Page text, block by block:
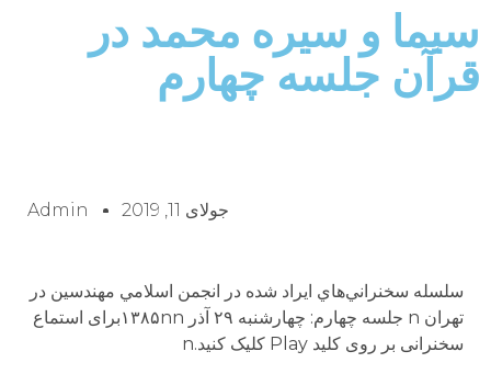
سيما و سيره محمد در
قرآن جلسه چهارم
جولای 11, 2019 Admin
سلسله سخنراني‌هاي ايراد شده در انجمن اسلامي مهندسين در
تهران n جلسه چهارم: چهارشنبه ۲۹ آذر ۱۳۸۵nnبراى استماع
سخنرانى بر روى کلید Play کلیک کنید.n